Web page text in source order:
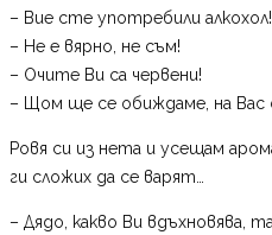
– Вие сте употребили алкохол!
– Не е вярно, не съм!
– Очите Ви са червени!
– Щом ще се обиждаме, на Вас
Ровя си из нета и усещам
ги сложих да се варят…
– Дядо, какво Ви вдъхновява,